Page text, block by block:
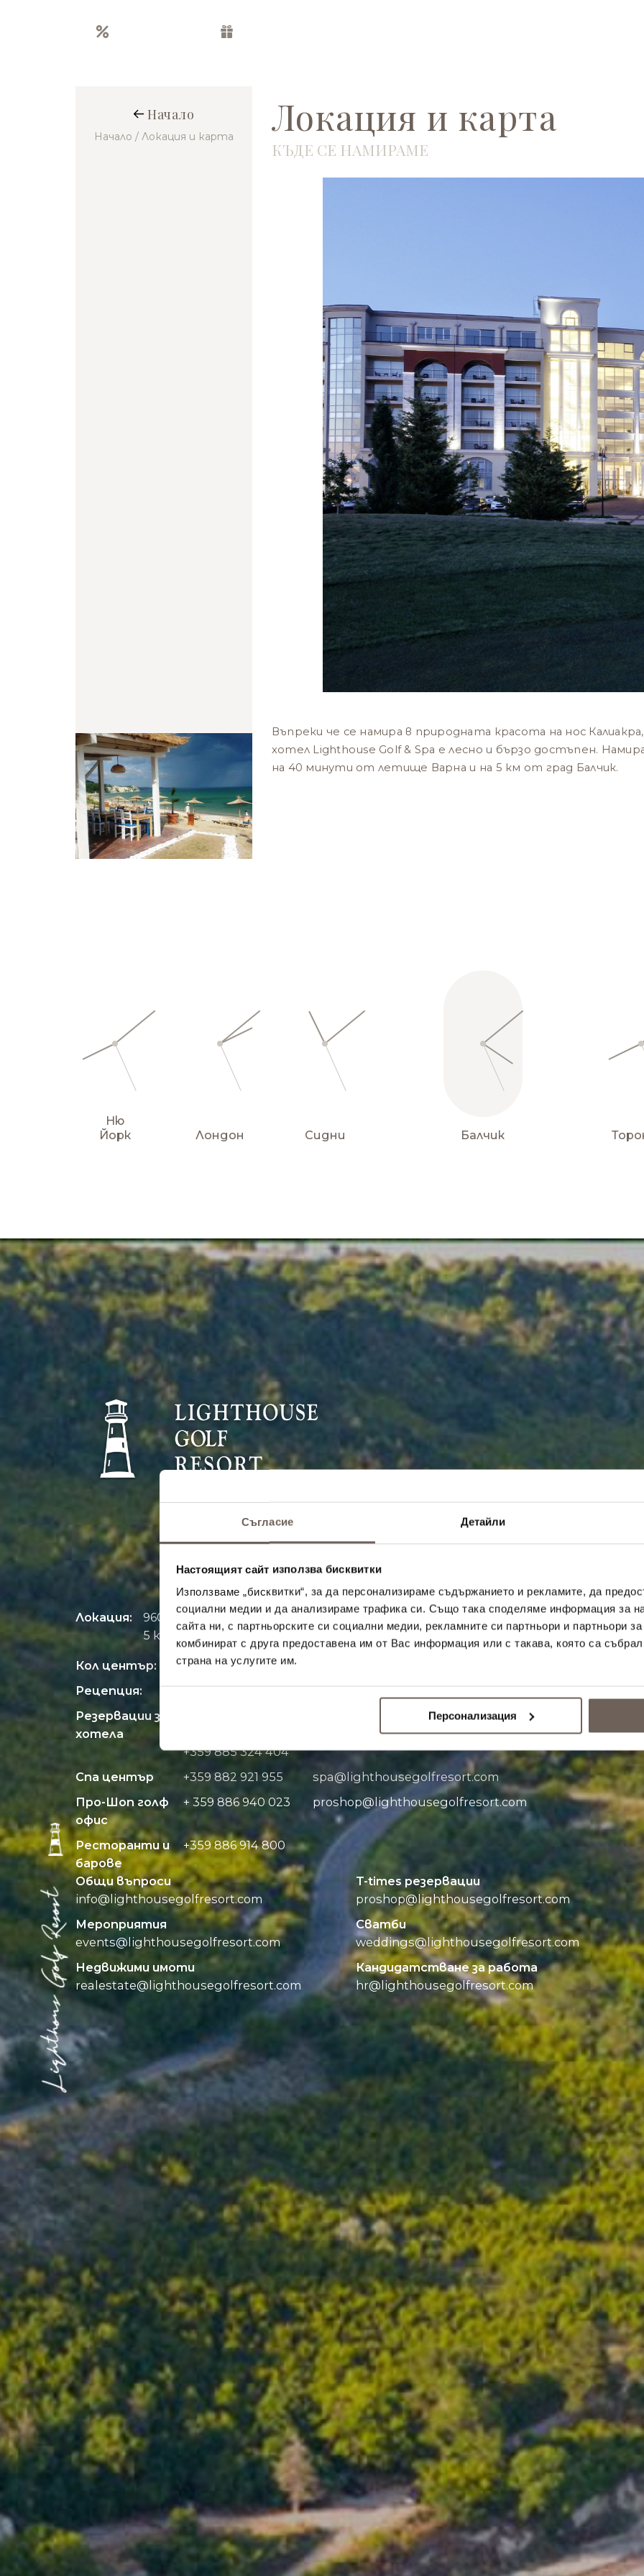
Съгласие Детайли
Настоящият сайт използва бисквитки
Използваме „бисквитки“, за да персонализираме съдържанието и рекламите, да
социални медии и да анализираме трафика си. Също така споделяме информация за
сайта ни, с партньорските си социални медии, рекламните си партньори и партньори
комбинират с друга предоставена им от Вас информация или с такава, която са
страна на услугите им.
Персонализация
Начало
Начало / Локация и карта Локация и карта
КЪДЕ СЕ НАМИРАМЕ
Въпреки че се намира в природната красота на нос Калиакра,
хотел Lighthouse Golf & Spa е лесно и бързо достъпен.
на 40 минути от летище Варна и на 5 км от град Балчик.
Ню
Йорк
Лондон Сидни Балчик
Локация:
9600 Община Балчик
5 км. след Балчик на път Е87
Отвори Google Map
43.40, 28.20
Кол център:
+359 52 401 401
Рецепция:
Резервации за
хотела
+359 885 324 404
lighthousegolfresort.com
Спа център +359 882 921 955 spa@ lighthousegolfresort.com
Про-Шоп голф
офис
+ 359 886 940 023 proshop@ lighthousegolfresort.com
Ресторанти и
барове
+359 886 914 800
Общи въпроси
info@ lighthousegolfresort.com
T-times резервации
proshop@lighthousegolfresort.com
Мероприятия
events@ lighthousegolfresort.com
Сватби
weddings@lighthousegolfresort.com
Недвижими имоти
realestate@ lighthousegolfresort.com
Кандидатстване за работа
hr@ lighthousegolfresort.com